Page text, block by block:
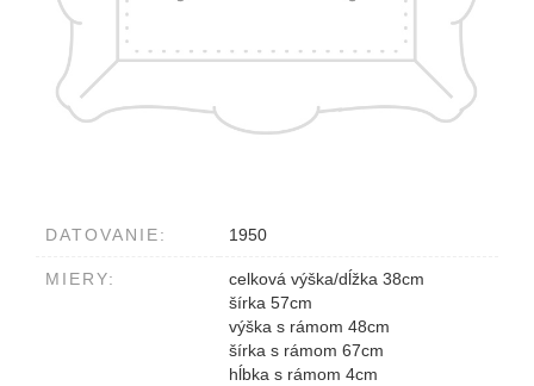
DATOVANIE: 1950
MIERY:
celková výška/dĺžka 38cm
šírka 57cm
výška s rámom 48cm
šírka s rámom 67cm
hĺbka s rámom 4cm